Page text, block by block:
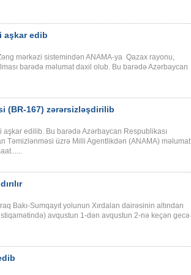
aşkar edib
mərkəzi sistemindən ANAMA-ya Qazax rayonu,
barədə məlumat daxil olub. Bu barədə Azərbaycan
(BR-167) zərərsizləşdirilib
edilib. Bu barədə Azərbaycan Respublikası
Təmizlənməsi üzrə Milli Agentlikdən (ANAMA) məlumat
Bakı-Sumqayıt yolunun Xırdalan dairəsinin altından
avqustun 1-dən avqustun 2-nə keçən gecə